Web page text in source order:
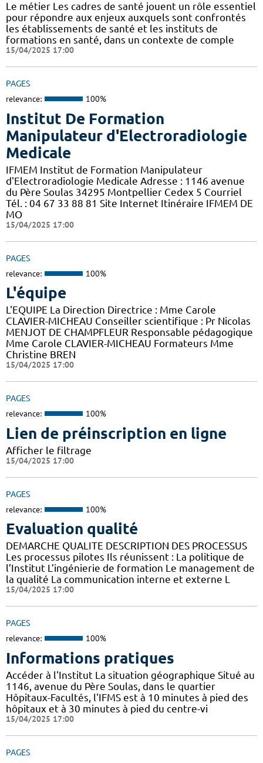
Le métier Les cadres de santé jouent un rôle essentiel
pour répondre aux enjeux auxquels sont confrontés
les établissements de santé et les instituts de
formations en santé, dans un contexte de comple
15/04/2025 17:00
PAGES
relevance: 100%
Institut De Formation
Manipulateur d'Electroradiologie
Medicale
IFMEM Institut de Formation Manipulateur
d'Electroradiologie Medicale Adresse : 1146 avenue
du Père Soulas 34295 Montpellier Cedex 5 Courriel
Tél. : 04 67 33 88 81 Site Internet Itinéraire IFMEM DE
MO
15/04/2025 17:00
PAGES
relevance: 100%
L'équipe
L'EQUIPE La Direction Directrice : Mme Carole
CLAVIER-MICHEAU Conseiller scientifique : Pr Nicolas
MENJOT DE CHAMPFLEUR Responsable pédagogique
Mme Carole CLAVIER-MICHEAU Formateurs Mme
Christine BREN
15/04/2025 17:00
PAGES
relevance: 100%
Lien de préinscription en ligne
Afficher le filtrage
15/04/2025 17:00
PAGES
relevance: 100%
Evaluation qualité
DEMARCHE QUALITE DESCRIPTION DES PROCESSUS
Les processus pilotes Ils réunissent : La politique de
l’Institut L’ingénierie de formation Le management de
la qualité La communication interne et externe L
15/04/2025 17:00
PAGES
relevance: 100%
Informations pratiques
Accéder à l'Institut La situation géographique Situé au
1146, avenue du Père Soulas, dans le quartier
Hôpitaux-Facultés, l'IFMS est à 10 minutes à pied des
hôpitaux et à 30 minutes à pied du centre-vi
15/04/2025 17:00
PAGES